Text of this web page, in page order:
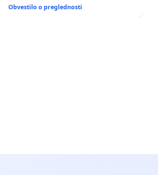
Obvestilo o preglednosti